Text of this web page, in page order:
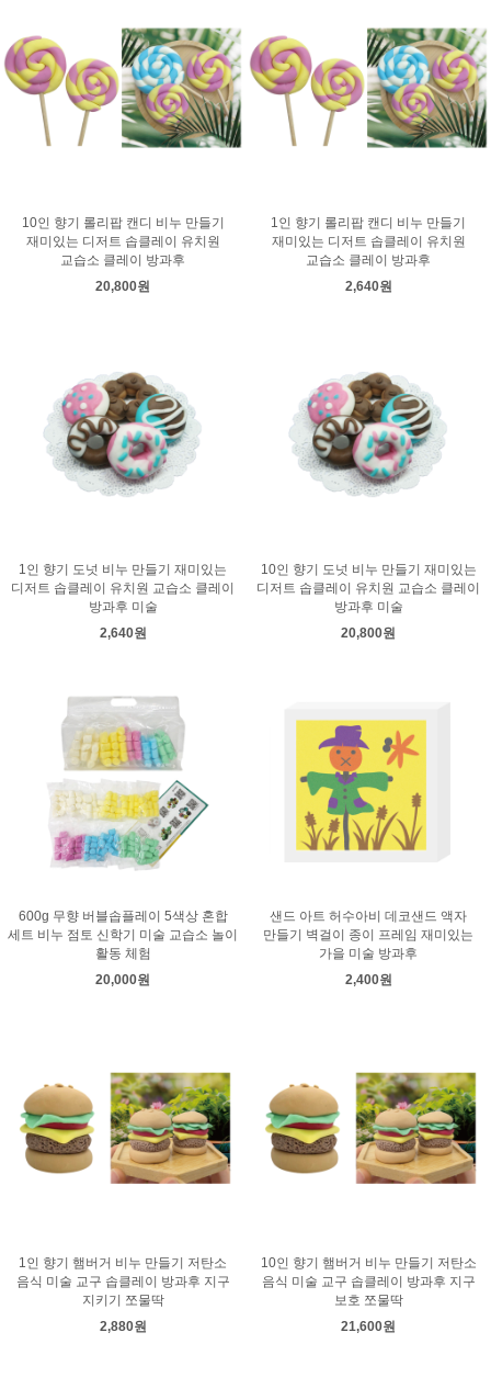
10인 향기 롤리팝 캔디 비누 만들기
재미있는 디저트 솝클레이 유치원
교습소 클레이 방과후
20,800원
1인 향기 롤리팝 캔디 비누 만들기
재미있는 디저트 솝클레이 유치원
교습소 클레이 방과후
2,640원
1인 향기 도넛 비누 만들기 재미있는
디저트 솝클레이 유치원 교습소 클레이
방과후 미술
2,640원
10인 향기 도넛 비누 만들기 재미있는
디저트 솝클레이 유치원 교습소 클레이
방과후 미술
20,800원
600g 무향 버블솝플레이 5색상 혼합
세트 비누 점토 신학기 미술 교습소 놀이
활동 체험
20,000원
샌드 아트 허수아비 데코샌드 액자
만들기 벽걸이 종이 프레임 재미있는
가을 미술 방과후
2,400원
1인 향기 햄버거 비누 만들기 저탄소
음식 미술 교구 솝클레이 방과후 지구
지키기 쪼물딱
2,880원
10인 향기 햄버거 비누 만들기 저탄소
음식 미술 교구 솝클레이 방과후 지구
보호 쪼물딱
21,600원